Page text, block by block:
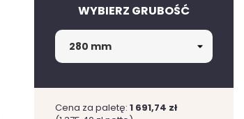
WYBIERZ GRUBOŚĆ
Cena za paletę: 1 691,74 zł